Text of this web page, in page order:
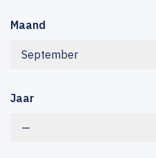
Maand
September
Jaar
—